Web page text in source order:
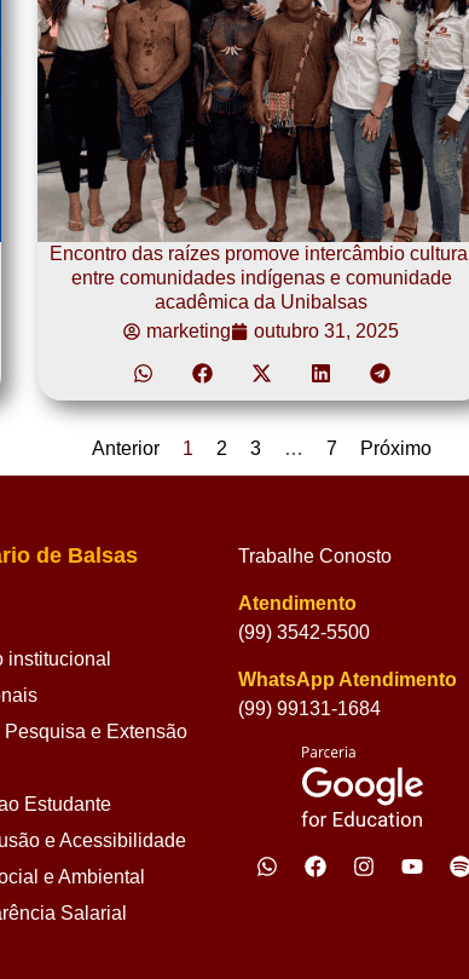
Encontro das raízes promove intercâmbio cultural
entre comunidades indígenas e comunidade
acadêmica da Unibalsas
marketing
outubro 31, 2025
Anterior 1 2 3 … 7 Próximo
de Balsas
institucional
e Extensão
Estudante
e Acessibilidade
e Ambiental
Salarial
Trabalhe Conosto
Atendimento
(99) 3542-5500
WhatsApp Atendimento
(99) 99131-1684